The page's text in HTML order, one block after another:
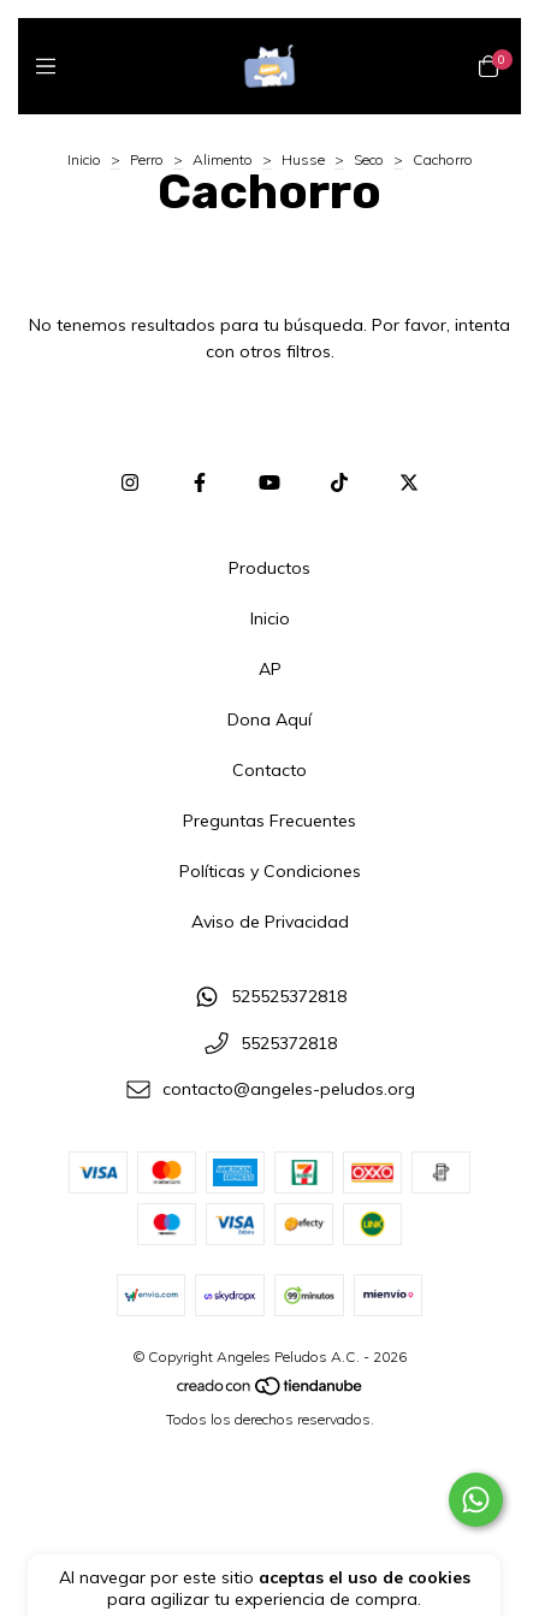
0
Al navegar por este sitio aceptas el uso de cookies
para agilizar tu experiencia de compra.
Inicio > Perro > Alimento > Husse > Seco > Cachorro
Cachorro
No tenemos resultados para tu búsqueda. Por favor, intenta
con otros filtros.
Productos
Inicio
AP
Dona Aquí
Contacto
Preguntas Frecuentes
Políticas y Condiciones
Aviso de Privacidad
525525372818
5525372818
contacto@angeles-peludos.org
© Copyright Angeles Peludos A.C. - 2026
Todos los derechos reservados.